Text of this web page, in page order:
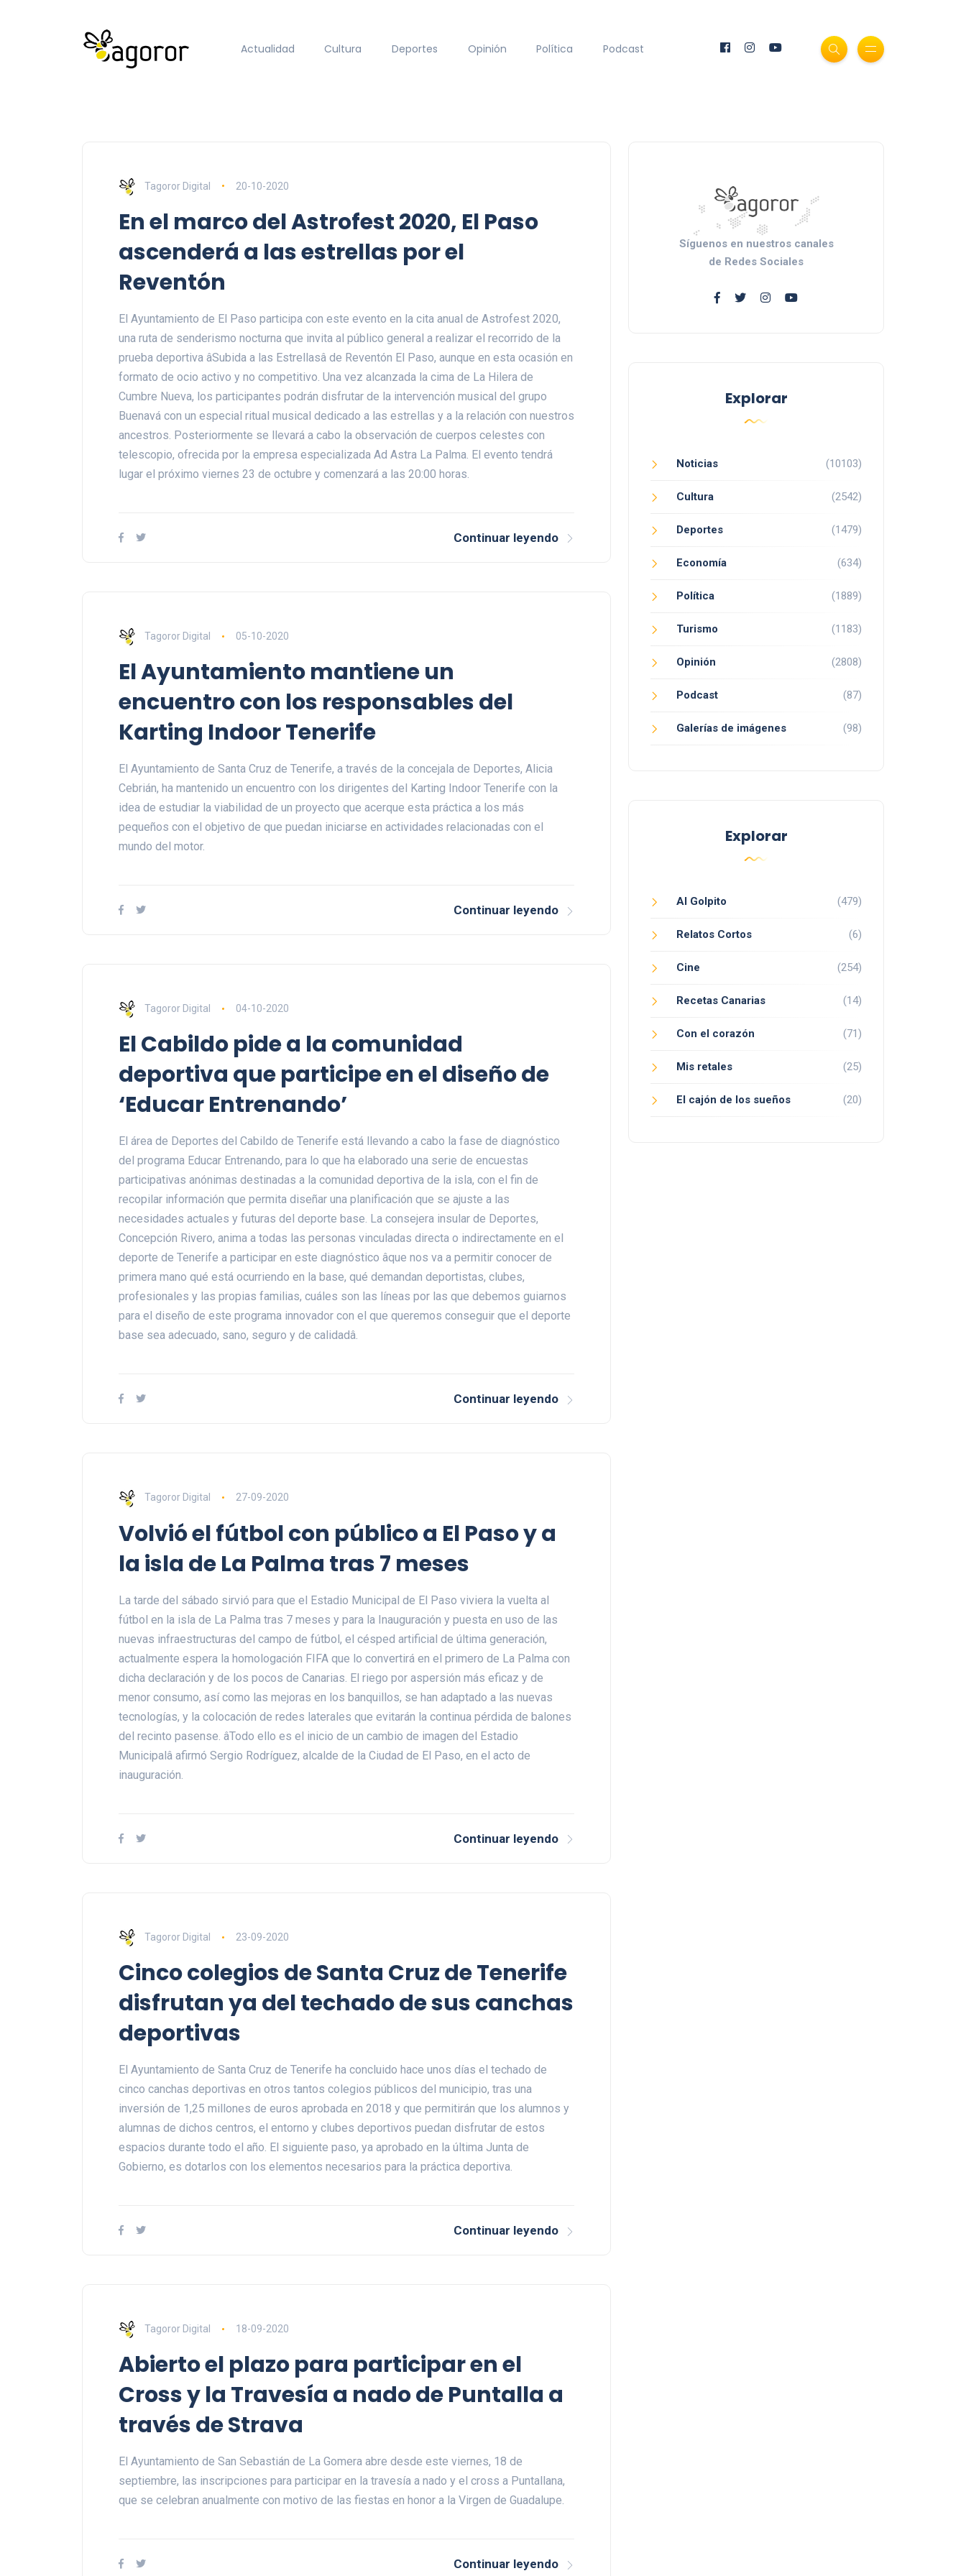
Actualidad Cultura Deportes Opinión Política Podcast
Tagoror Digital 20-10-2020
En el marco del Astrofest 2020, El Paso
ascenderá a las estrellas por el
Reventón
El Ayuntamiento de El Paso participa con este evento en la cita anual de Astrofest 2020,
una ruta de senderismo nocturna que invita al público general a realizar el recorrido de la
prueba deportiva âSubida a las Estrellasâ de Reventón El Paso, aunque en esta ocasión en
formato de ocio activo y no competitivo. Una vez alcanzada la cima de La Hilera de
Cumbre Nueva, los participantes podrán disfrutar de la intervención musical del grupo
Buenavá con un especial ritual musical dedicado a las estrellas y a la relación con nuestros
ancestros. Posteriormente se llevará a cabo la observación de cuerpos celestes con
telescopio, ofrecida por la empresa especializada Ad Astra La Palma. El evento tendrá
lugar el próximo viernes 23 de octubre y comenzará a las 20:00 horas.
Continuar leyendo
Tagoror Digital 05-10-2020
El Ayuntamiento mantiene un
encuentro con los responsables del
Karting Indoor Tenerife
El Ayuntamiento de Santa Cruz de Tenerife, a través de la concejala de Deportes, Alicia
Cebrián, ha mantenido un encuentro con los dirigentes del Karting Indoor Tenerife con la
idea de estudiar la viabilidad de un proyecto que acerque esta práctica a los más
pequeños con el objetivo de que puedan iniciarse en actividades relacionadas con el
mundo del motor.
Continuar leyendo
Tagoror Digital 04-10-2020
El Cabildo pide a la comunidad
deportiva que participe en el diseño de
‘Educar Entrenando’
El área de Deportes del Cabildo de Tenerife está llevando a cabo la fase de diagnóstico
del programa Educar Entrenando, para lo que ha elaborado una serie de encuestas
participativas anónimas destinadas a la comunidad deportiva de la isla, con el fin de
recopilar información que permita diseñar una planificación que se ajuste a las
necesidades actuales y futuras del deporte base. La consejera insular de Deportes,
Concepción Rivero, anima a todas las personas vinculadas directa o indirectamente en el
deporte de Tenerife a participar en este diagnóstico âque nos va a permitir conocer de
primera mano qué está ocurriendo en la base, qué demandan deportistas, clubes,
profesionales y las propias familias, cuáles son las líneas por las que debemos guiarnos
para el diseño de este programa innovador con el que queremos conseguir que el deporte
base sea adecuado, sano, seguro y de calidadâ.
Continuar leyendo
Tagoror Digital 27-09-2020
Volvió el fútbol con público a El Paso y a
la isla de La Palma tras 7 meses
La tarde del sábado sirvió para que el Estadio Municipal de El Paso viviera la vuelta al
fútbol en la isla de La Palma tras 7 meses y para la Inauguración y puesta en uso de las
nuevas infraestructuras del campo de fútbol, el césped artificial de última generación,
actualmente espera la homologación FIFA que lo convertirá en el primero de La Palma con
dicha declaración y de los pocos de Canarias. El riego por aspersión más eficaz y de
menor consumo, así como las mejoras en los banquillos, se han adaptado a las nuevas
tecnologías, y la colocación de redes laterales que evitarán la continua pérdida de balones
del recinto pasense. âTodo ello es el inicio de un cambio de imagen del Estadio
Municipalâ afirmó Sergio Rodríguez, alcalde de la Ciudad de El Paso, en el acto de
inauguración.
Continuar leyendo
Tagoror Digital 23-09-2020
Cinco colegios de Santa Cruz de Tenerife
disfrutan ya del techado de sus canchas
deportivas
El Ayuntamiento de Santa Cruz de Tenerife ha concluido hace unos días el techado de
cinco canchas deportivas en otros tantos colegios públicos del municipio, tras una
inversión de 1,25 millones de euros aprobada en 2018 y que permitirán que los alumnos y
alumnas de dichos centros, el entorno y clubes deportivos puedan disfrutar de estos
espacios durante todo el año. El siguiente paso, ya aprobado en la última Junta de
Gobierno, es dotarlos con los elementos necesarios para la práctica deportiva.
Continuar leyendo
Tagoror Digital 18-09-2020
Abierto el plazo para participar en el
Cross y la Travesía a nado de Puntalla a
través de Strava
El Ayuntamiento de San Sebastián de La Gomera abre desde este viernes, 18 de
septiembre, las inscripciones para participar en la travesía a nado y el cross a Puntallana,
que se celebran anualmente con motivo de las fiestas en honor a la Virgen de Guadalupe.
Continuar leyendo
Síguenos en nuestros canales
de Redes Sociales
Explorar
Noticias (10103)
Cultura (2542)
Deportes (1479)
Economía (634)
Política (1889)
Turismo (1183)
Opinión (2808)
Podcast (87)
Galerías de imágenes (98)
Explorar
Al Golpito (479)
Relatos Cortos (6)
Cine (254)
Recetas Canarias (14)
Con el corazón (71)
Mis retales (25)
El cajón de los sueños (20)